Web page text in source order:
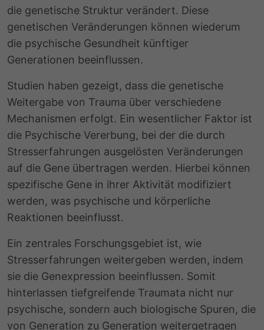
die genetische Struktur verändert. Diese
genetischen Veränderungen können wiederum
die psychische Gesundheit künftiger
Generationen beeinflussen.
Studien haben gezeigt, dass die genetische
Weitergabe von Trauma über verschiedene
Mechanismen erfolgt. Ein wesentlicher Faktor ist
die Psychische Vererbung, bei der die durch
Stresserfahrungen ausgelösten Veränderungen
auf die Gene übertragen werden. Hierbei können
spezifische Gene in ihrer Aktivität modifiziert
werden, was psychische und körperliche
Reaktionen beeinflusst.
Ein zentrales Forschungsgebiet ist, wie
Stresserfahrungen weitergeben werden, indem
sie die Genexpression beeinflussen. Somit
hinterlassen tiefgreifende Traumata nicht nur
psychische, sondern auch biologische Spuren, die
von Generation zu Generation weitergetragen